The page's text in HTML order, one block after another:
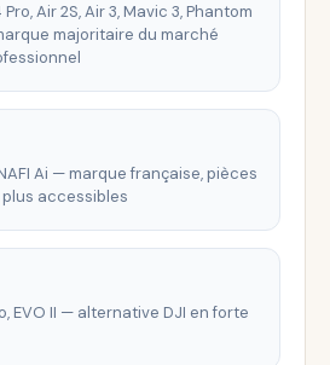
Air 2S, Air 3, Mavic 3, Phantom
majoritaire du marché
Ai — marque française, pièces
accessibles
EVO II — alternative DJI en forte